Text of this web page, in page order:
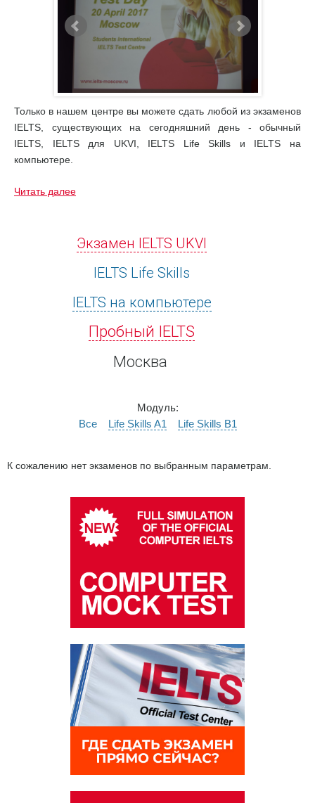
Только в нашем центре вы можете сдать любой из экзаменов
IELTS, существующих на сегодняшний день - обычный
IELTS, IELTS для UKVI, IELTS Life Skills и IELTS на
компьютере.
Читать далее
Экзамен IELTS UKVI
IELTS Life Skills
IELTS на компьютере
Пробный IELTS
Москва
Модуль:
Все
Life Skills A1 Life Skills B1
К сожалению нет экзаменов по выбранным параметрам.